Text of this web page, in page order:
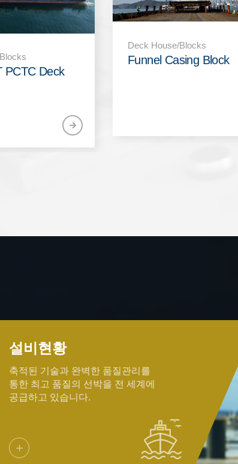
Block Deck House/Blocks
설비현황
축적된 기술과 완벽한 품질관리를
통한 최고 품질의 선박을 전 세계에
공급하고 있습니다.